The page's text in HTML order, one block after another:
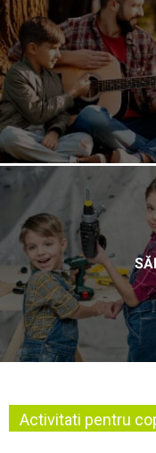
Activitati pentru